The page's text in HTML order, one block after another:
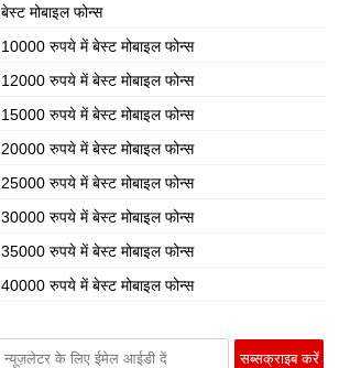
बेस्ट मोबाइल फोन्स
10000 रुपये में बेस्ट मोबाइल फोन्स
12000 रुपये में बेस्ट मोबाइल फोन्स
15000 रुपये में बेस्ट मोबाइल फोन्स
20000 रुपये में बेस्ट मोबाइल फोन्स
25000 रुपये में बेस्ट मोबाइल फोन्स
30000 रुपये में बेस्ट मोबाइल फोन्स
35000 रुपये में बेस्ट मोबाइल फोन्स
40000 रुपये में बेस्ट मोबाइल फोन्स